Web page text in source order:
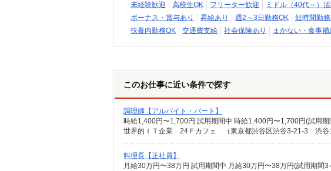
未経験歓迎
高校生OK フリーター歓迎 ミドル（40代～）
ボーナス・賞与あり
昇給あり 週2～3日勤務OK 短時間勤
扶養内勤務OK
交通費支給 社会保険あり まかない・食事補
このお仕事に近い条件で探す
調理師【アルバイト・パート】
時給1,400円〜1,700円 試用期間中 時給1,400円〜1,700円(試用
世界的ＩＴ企業 24Ｆカフェ （東京都渋谷区渋谷3-21-3 渋谷
料理長【正社員】